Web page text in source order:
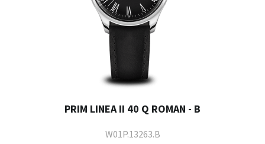
PRIM LINEA II 40 Q ROMAN - B
W01P.13263.B